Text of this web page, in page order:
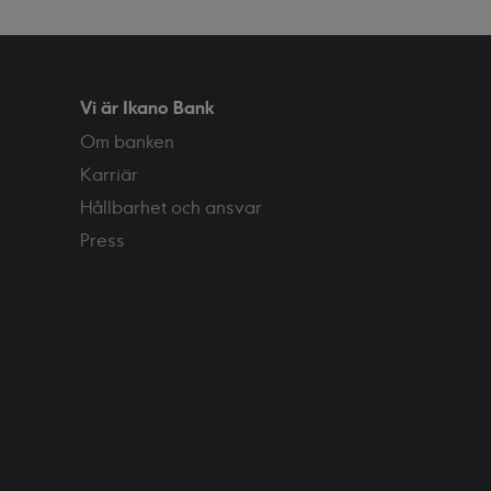
Vi är Ikano Bank
Om banken
Karriär
Hållbarhet och ansvar
Press